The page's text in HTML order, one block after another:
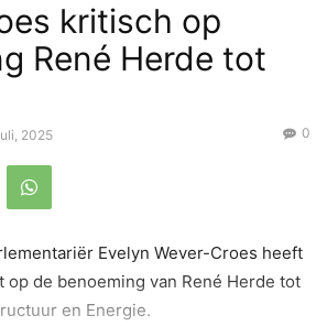
kritisch op
René Herde tot
2025 0
Evelyn Wever-Croes heeft
de benoeming van René Herde tot
en Energie.